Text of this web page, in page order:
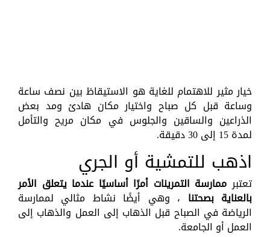
خيار مثير للاهتمام للغاية هو الاستيقاظ بين نصف ساعة
وساعة قبل كل صباح واختيار مكان هادئ ومد بعض
الذراعين والساقين والجلوس في مكان مريح والتأمل
لمدة 15 إلى 30 دقيقة.
اذهب للتمشية أو الجري
تعتبر ممارسة التمرينات أمرًا أساسيًا عندما يتعلق الأمر
بالعناية بصحتنا ، وهي أيضًا نشاط مثالي لممارسة
الرياضة في الصباح قبل الذهاب إلى العمل والذهاب إلى
العمل أو الجامعة.